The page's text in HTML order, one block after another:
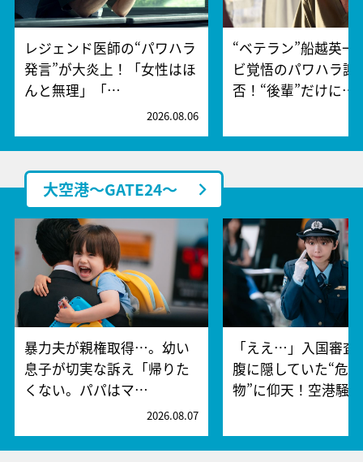
レジェンド医師の“パワハラ
発言”が大炎上！「女性はほ
んと無理」「…
2026.08.06
“ベテラン”船越英一
ビ覚悟のパワハラ謝
否！“後輩”だけに…
大空港～GATE24～
暴力夫が親権取得…。幼い
息子が切実な訴え「帰りた
くない。パパはマ…
2026.08.07
「ええ…」入国審査
腹に隠していた“危
物”に仰天！空港騒